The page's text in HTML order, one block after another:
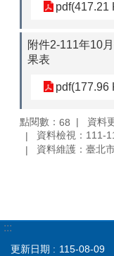
pdf(417.21
附件2-111年10
果表
pdf(177.96
點閱數： 68
資料
資料檢視：111-
資料維護：臺北
:::
更新日期 115-08-09